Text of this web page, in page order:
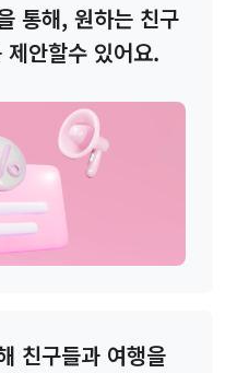
통해, 원하는 친구
제안할수 있어요.
친구들과 여행을